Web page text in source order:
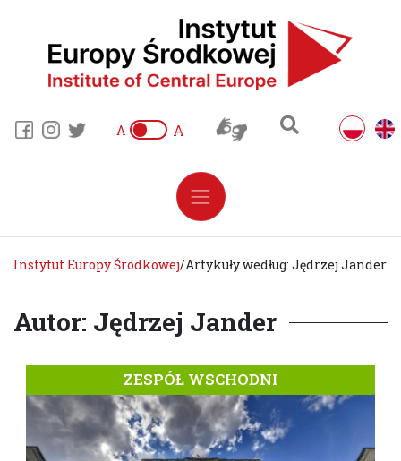
A A
Instytut Europy Środkowej/Artykuły według: Jędrzej Jander
Autor: Jędrzej Jander
ZESPÓŁ WSCHODNI